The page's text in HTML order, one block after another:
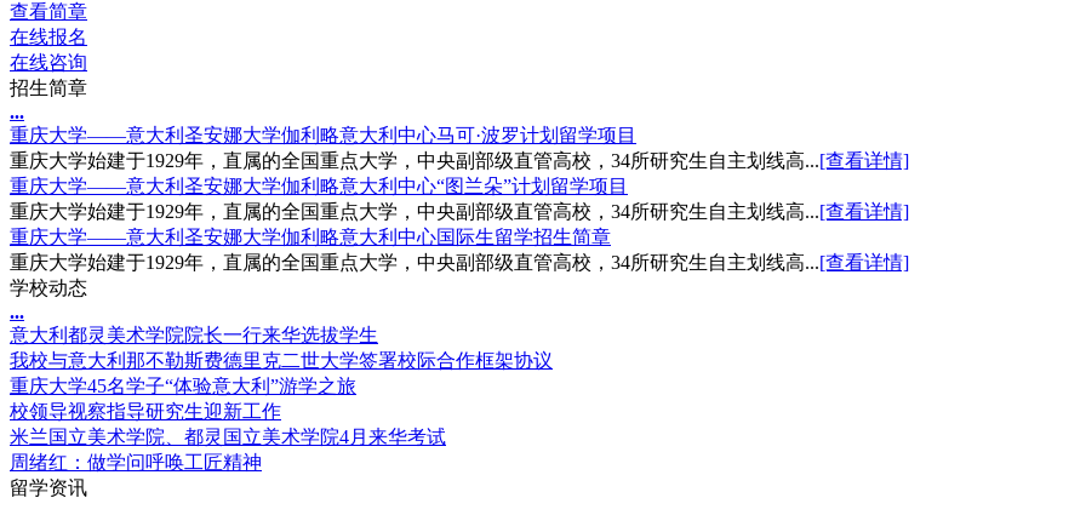
查看简章
在线报名
在线咨询
招生简章
...
重庆大学——意大利圣安娜大学伽利略意大利中心马可·波罗计划留学项目
重庆大学始建于1929年，直属的全国重点大学，中央副部级直管高校，34所研究生自主划线高...[查看详情]
重庆大学——意大利圣安娜大学伽利略意大利中心“图兰朵”计划留学项目
重庆大学始建于1929年，直属的全国重点大学，中央副部级直管高校，34所研究生自主划线高...[查看详情]
重庆大学——意大利圣安娜大学伽利略意大利中心国际生留学招生简章
重庆大学始建于1929年，直属的全国重点大学，中央副部级直管高校，34所研究生自主划线高...[查看详情]
学校动态
...
意大利都灵美术学院院长一行来华选拔学生
我校与意大利那不勒斯费德里克二世大学签署校际合作框架协议
重庆大学45名学子“体验意大利”游学之旅
校领导视察指导研究生迎新工作
米兰国立美术学院、都灵国立美术学院4月来华考试
周绪红：做学问呼唤工匠精神
留学资讯